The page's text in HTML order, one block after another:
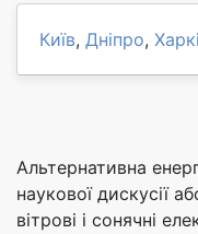
Київ, Дніпро,
Альтернативна
наукової дискусії
вітрові і сонячні